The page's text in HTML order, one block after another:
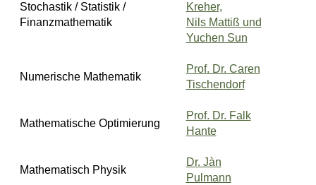
Stochastik / Statistik /
Finanzmathematik
Kreher,
Nils Mattiß und
Yuchen Sun
Numerische Mathematik
Prof. Dr. Caren
Tischendorf
Mathematische Optimierung
Prof. Dr. Falk
Hante
Mathematisch Physik
Dr. Jàn
Pulmann